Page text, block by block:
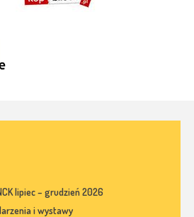
lipiec – grudzień 2026
i wystawy